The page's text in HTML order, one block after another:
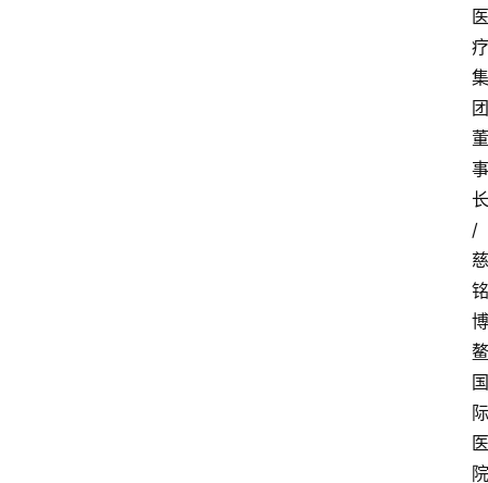
医
疗
集
团
董
事
长
/
慈
铭
博
鳌
国
际
医
院